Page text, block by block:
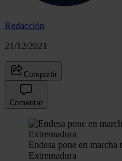
Redacción
21/12/2021
Compartir
Comentar
Endesa pone en marcha
Extremadura